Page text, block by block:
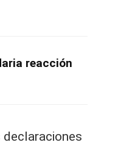
reacción
declaraciones